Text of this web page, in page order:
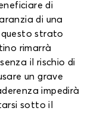
di
di una
strato
rimarrà
il rischio di
un grave
impedirà
sotto il